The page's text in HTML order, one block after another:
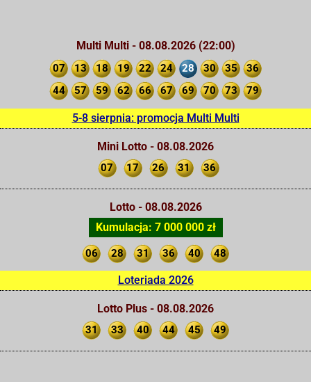
Multi Multi - 08.08.2026 (22:00)
07 13 18 19 22 24 28 30 35
36
44
57 59 62 66 67 69 70 73 79
5-8 sierpnia: promocja Multi Multi
Mini Lotto - 08.08.2026
07 17 26 31 36
Lotto - 08.08.2026
Kumulacja: 7 000 000 zł
06 28 31 36 40 48
Loteriada 2026
Lotto Plus - 08.08.2026
31 33 40 44 45 49